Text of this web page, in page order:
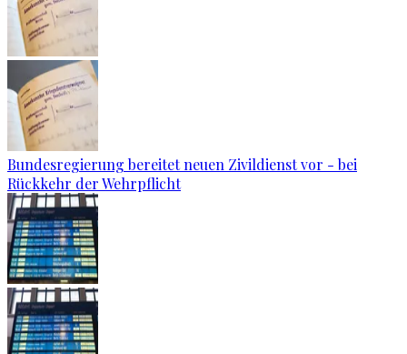
Bundesregierung bereitet neuen Zivildienst vor - bei
Rückkehr der Wehrpflicht